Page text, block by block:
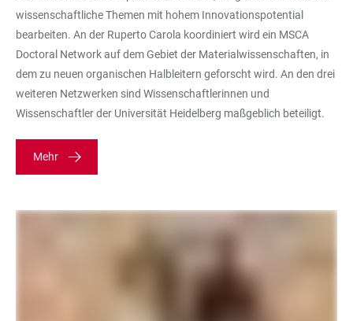
wissenschaftliche Themen mit hohem Innovationspotential
bearbeiten. An der Ruperto Carola koordiniert wird ein MSCA
Doctoral Network auf dem Gebiet der Materialwissenschaften, in
dem zu neuen organischen Halbleitern geforscht wird. An den drei
weiteren Netzwerken sind Wissenschaftlerinnen und
Wissenschaftler der Universität Heidelberg maßgeblich beteiligt.
Mehr